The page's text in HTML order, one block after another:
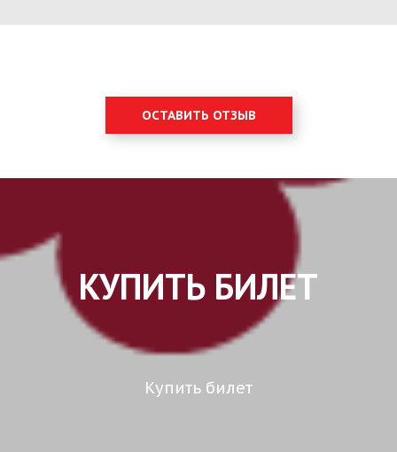
ОСТАВИТЬ ОТЗЫВ
КУПИТЬ БИЛЕТ
Купить билет